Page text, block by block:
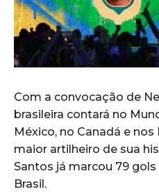
Com a convocação de
brasileira contará no
México, no Canadá e
maior artilheiro de sua
Santos já marcou 79
Brasil.